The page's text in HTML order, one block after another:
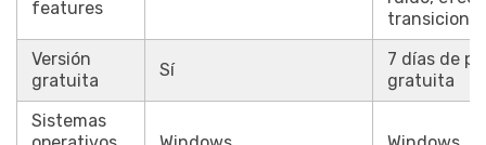
features
Versión
gratuita
Sí
7 días de
gratuita
Sistemas